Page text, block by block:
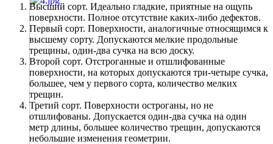
Высший сорт. Идеально гладкие, приятные на ощупь
поверхности. Полное отсутствие каких-либо дефектов.
Первый сорт. Поверхности, аналогичные относящимся к
высшему сорту. Допускаются мелкие продольные
трещины, один-два сучка на всю доску.
Второй сорт. Отстроганные и отшлифованные
поверхности, на которых допускаются три-четыре сучка,
большее, чем у первого сорта, количество мелких
трещин.
Третий сорт. Поверхности остроганы, но не
отшлифованы. Допускается один-два сучка на один
метр длины, большее количество трещин, допускаются
небольшие изменения геометрии.